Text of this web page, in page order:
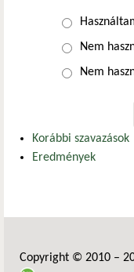
Választások
Nem
Nem
Korábbi szavazások
Eredmények
Copyright © 2010 –